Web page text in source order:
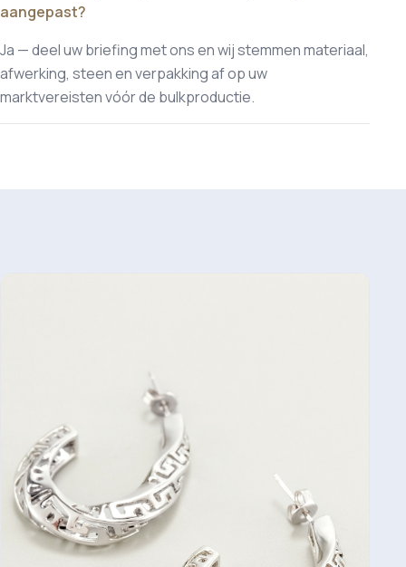
aangepast?
Ja — deel uw briefing met ons en wij stemmen materiaal,
afwerking, steen en verpakking af op uw
marktvereisten vóór de bulkproductie.